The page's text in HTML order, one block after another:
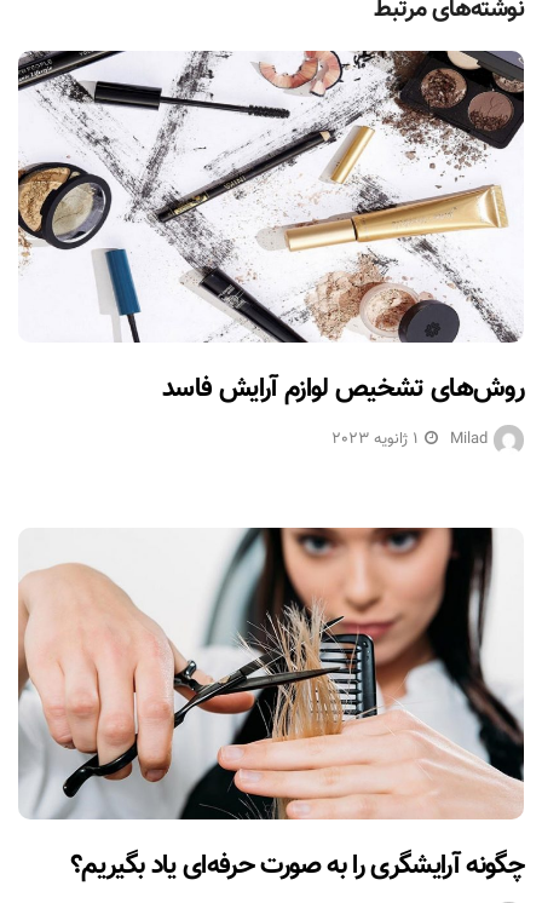
نوشته‌های مرتبط
روش‌های تشخیص لوازم آرایش فاسد
Milad 1 ژانویه 2023
چگونه آرایشگری را به صورت حرفه‌ای یاد بگیریم؟